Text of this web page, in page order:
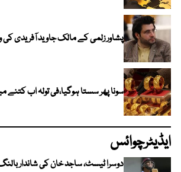
پشاور زلمی کے مالک جاوید آفریدی کی
سونا پھر سستا ہوگیا،فی تولہ اب کتنے
ایڈیٹرچوائس
دوسرا ٹیسٹ، ساجد خان کی شاندار